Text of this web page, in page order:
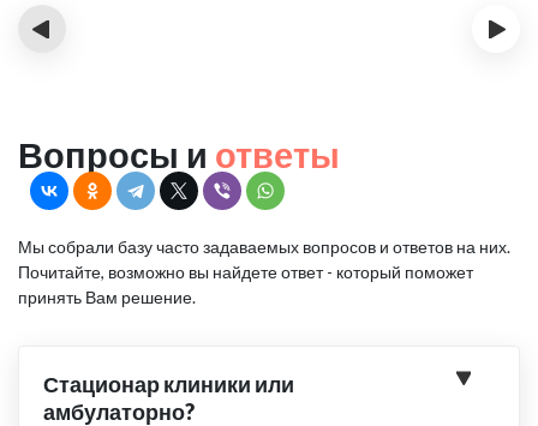
‹ ›
Вопросы и ответы
Мы собрали базу часто задаваемых вопросов и ответов на них.
Почитайте, возможно вы найдете ответ - который поможет
принять Вам решение.
Стационар клиники или
амбулаторно?